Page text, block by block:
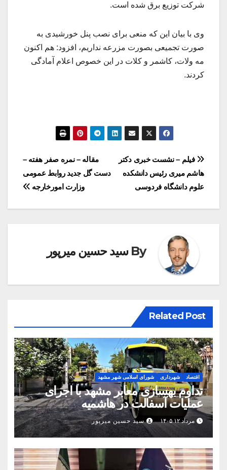
شرکت توزیع برق شده است.
وی با بیان این که منعی برای نصب پنل خورشیدی به
صورت تجمیعی بصورت مزرعه نداریم، افزود: هم اکنون
مه ولات، کاشمر و کلات در این خصوص اعلام آمادگی
کردند.
راهبری
نوشته
مقاله – نمره صفر هفته –
دست گل جدید روابط عمومی
وزارت امورخارجه
فیلم – نشست خبری دکتر
هاشم میری رئیس دانشکده
علوم دانشگاه فردوسی
By سید حسین میرپور
Related Post
اقتصاد شهرداری شورای اسلامی شهر مشهد
تداوم بهسازی معابر مشهد با اجرای
عملیات آسفالت در هاشمیه
مرداد ۱۲ ۱۴۰۵ سید حسین میرپور